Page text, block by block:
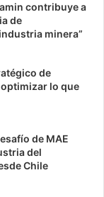
contribuye a
de
minera”
de
optimizar lo que
de MAE
del
Chile